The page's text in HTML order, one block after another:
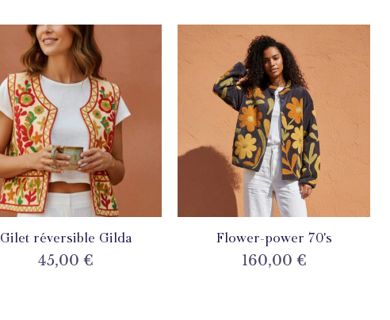
Aperçu rapide
Gilet réversible Gilda
Prix
45,00 €
Aperçu rapide
Flower-power 70's
Prix
160,00 €